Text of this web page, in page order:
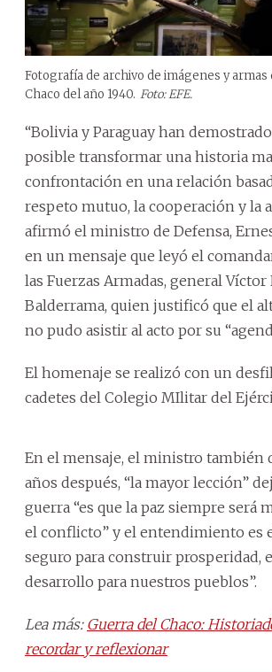
Fotografía de archivo de imágenes y armas
Chaco del año 1940. Foto: EFE.
“Bolivia y Paraguay han
posible transformar una historia
confrontación en una relación
respeto mutuo, la cooperación y la
afirmó el ministro de Defensa,
en un mensaje que leyó el
las Fuerzas Armadas, general Víctor
Balderrama, quien justificó que el
no pudo asistir al acto por su
El homenaje se realizó con un
cadetes del Colegio MIlitar del
En el mensaje, el ministro también
años después, “la mayor lección”
guerra “es que la paz siempre será
el conflicto” y el entendimiento es
seguro para construir prosperidad,
desarrollo para nuestros pueblos”.
Lea más: Guerra del Chaco:
recordar y reflexionar